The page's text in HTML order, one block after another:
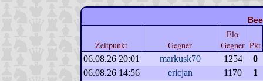
Zeitpunkt Gegner
Elo
Gegner Pkt
06.08.26 20:01 markusk70 1254
0
06.08.26 14:56
ericjan 1170
1